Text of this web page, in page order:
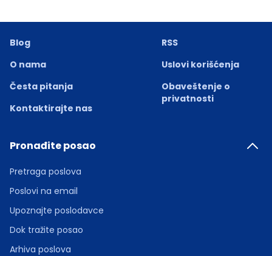
Blog
O nama
Česta pitanja
Kontaktirajte nas
RSS
Uslovi korišćenja
Obaveštenje o
privatnosti
Pronađite posao
Pretraga poslova
Poslovi na email
Upoznajte poslodavce
Dok tražite posao
Arhiva poslova